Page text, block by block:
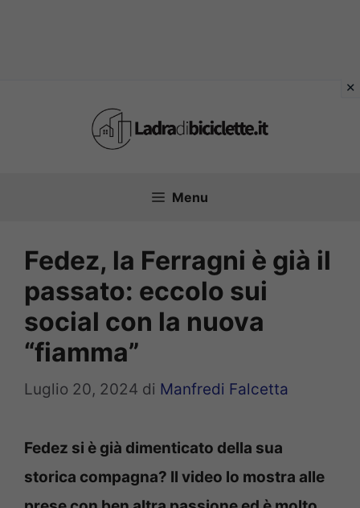
Menu
Fedez, la Ferragni è già il
passato: eccolo sui
social con la nuova
“fiamma”
Luglio 20, 2024 di Manfredi Falcetta
Fedez si è già dimenticato della sua
storica compagna? Il video lo mostra alle